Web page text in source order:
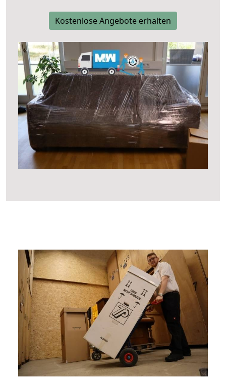
Kostenlose Angebote erhalten